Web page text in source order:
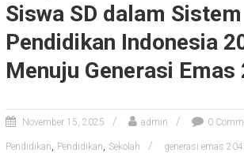
Siswa SD dalam Sistem
Pendidikan Indonesia
Menuju Generasi Emas
November 15, 2025 admin 0
Pendidikan, Pendidikan, Sekolah generasi emas